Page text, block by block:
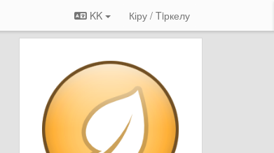
KK Кіру / Tiркелу